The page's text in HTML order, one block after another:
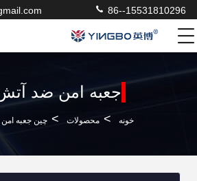
86--15531810296
جعبه امن ضد
خونه > محصولات > چین جعبه